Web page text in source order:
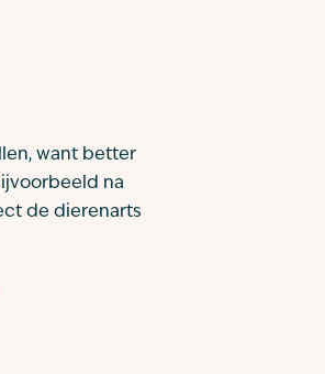
want better
na
de dierenarts